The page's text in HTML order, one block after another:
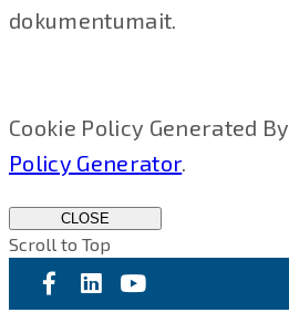
dokumentumait.
Cookie Policy Generated By
Policy Generator.
CLOSE
Scroll to Top